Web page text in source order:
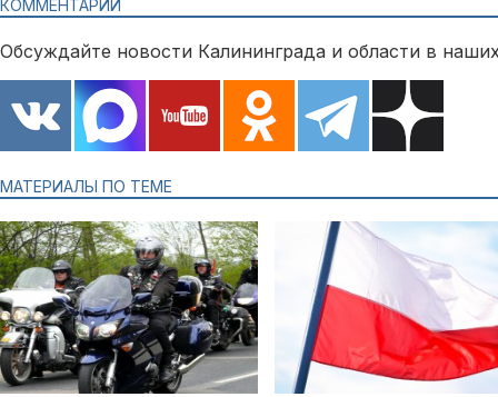
КОММЕНТАРИИ
Обсуждайте новости Калининграда и области в
МАТЕРИАЛЫ ПО ТЕМЕ